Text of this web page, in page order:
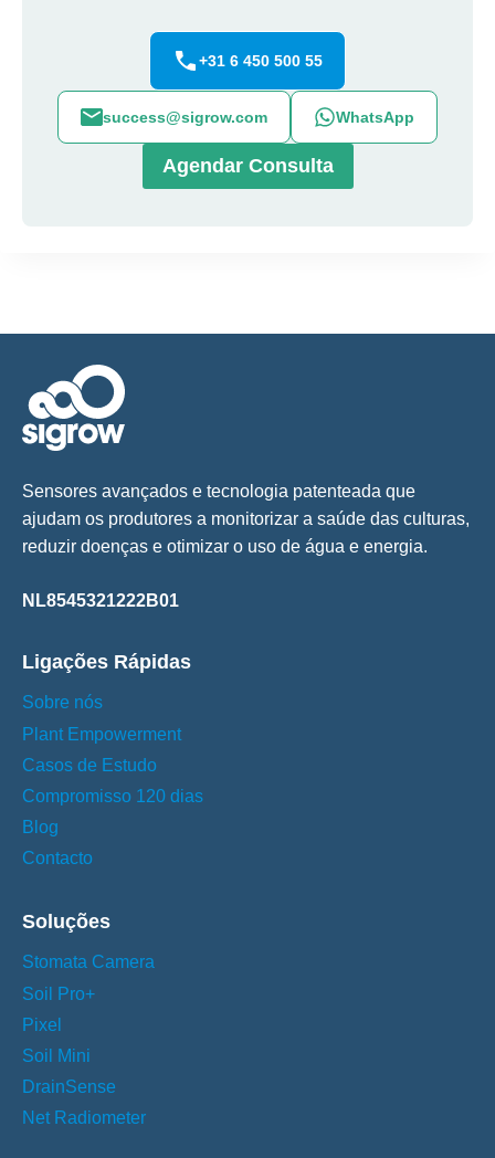
+31 6 450 500 55
success@sigrow.com WhatsApp
Agendar Consulta
Sensores avançados e tecnologia patenteada que
ajudam os produtores a monitorizar a saúde das culturas,
reduzir doenças e otimizar o uso de água e energia.
NL8545321222B01
Ligações Rápidas
Sobre nós
Plant Empowerment
Casos de Estudo
Compromisso 120 dias
Blog
Contacto
Soluções
Stomata Camera
Soil Pro+
Pixel
Soil Mini
DrainSense
Net Radiometer